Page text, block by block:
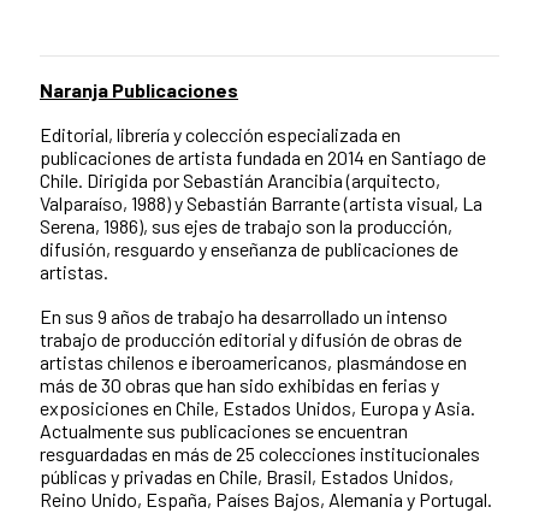
Naranja Publicaciones
Editorial, librería y colección especializada en
publicaciones de artista fundada en 2014 en Santiago de
Chile. Dirigida por Sebastián Arancibia (arquitecto,
Valparaíso, 1988) y Sebastián Barrante (artista visual, La
Serena, 1986), sus ejes de trabajo son la producción,
difusión, resguardo y enseñanza de publicaciones de
artistas.
En sus 9 años de trabajo ha desarrollado un intenso
trabajo de producción editorial y difusión de obras de
artistas chilenos e iberoamericanos, plasmándose en
más de 30 obras que han sido exhibidas en ferias y
exposiciones en Chile, Estados Unidos, Europa y Asia.
Actualmente sus publicaciones se encuentran
resguardadas en más de 25 colecciones institucionales
públicas y privadas en Chile, Brasil, Estados Unidos,
Reino Unido, España, Países Bajos, Alemania y Portugal.